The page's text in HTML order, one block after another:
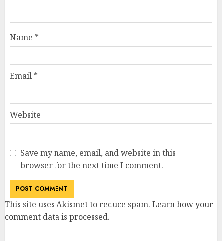
Name *
Email *
Website
Save my name, email, and website in this
browser for the next time I comment.
This site uses Akismet to reduce spam. Learn how your
comment data is processed.